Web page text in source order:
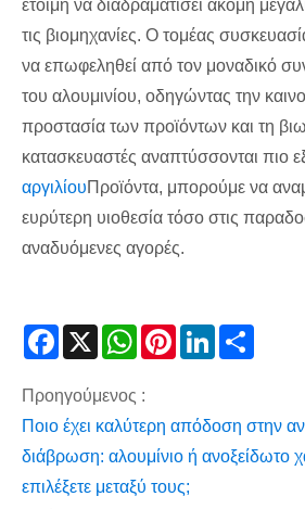
έτοιμη να διαδραματίσει ακόμη
τις βιομηχανίες. Ο τομέας
να επωφεληθεί από τον μοναδικό
του αλουμινίου, οδηγώντας την
προστασία των προϊόντων και τη
κατασκευαστές αναπτύσσονται πιο
αργιλίουΠροϊόντα, μπορούμε να
ευρύτερη υιοθεσία τόσο στις
αναδυόμενες αγορές.
Facebook
X WhatsAppPinterestLinkedIn
Προηγούμενος :
Ποιο έχει καλύτερη απόδοση στην
διάβρωση: αλουμίνιο ή ανοξείδωτο
επιλέξετε μεταξύ τους;